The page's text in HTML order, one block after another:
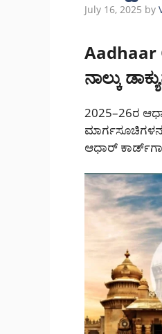
July 16, 2025 by
Aadhaar
ನಾಲ್ಕು
2025–26ರ
ಆಧಾರ್